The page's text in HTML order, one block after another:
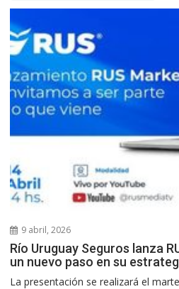
9 abril, 2026
Río Uruguay Seguros lanza
un nuevo paso en su
La presentación se realizará el